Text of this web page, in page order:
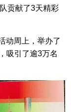
贡献了3天精彩
动周上，举办了
吸引了逾3万名